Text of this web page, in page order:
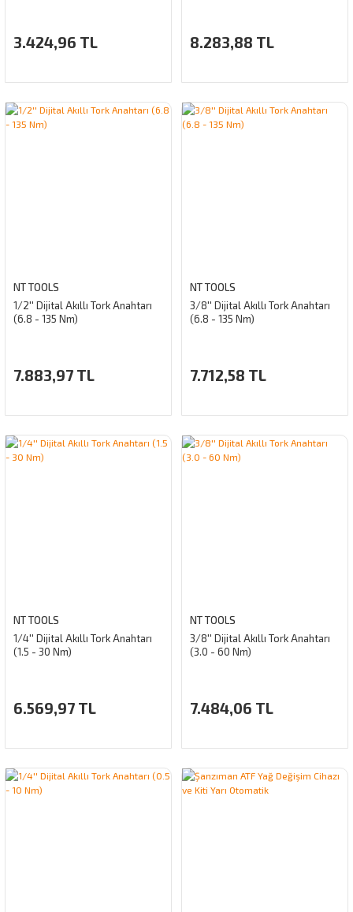
3.424,96 TL 8.283,88 TL
NT TOOLS
1/2'' Dijital Akıllı Tork Anahtarı
(6.8 - 135 Nm)
7.883,97 TL
NT TOOLS
3/8'' Dijital Akıllı Tork Anahtarı
(6.8 - 135 Nm)
7.712,58 TL
NT TOOLS
1/4'' Dijital Akıllı Tork Anahtarı
(1.5 - 30 Nm)
6.569,97 TL
NT TOOLS
3/8'' Dijital Akıllı Tork Anahtarı
(3.0 - 60 Nm)
7.484,06 TL